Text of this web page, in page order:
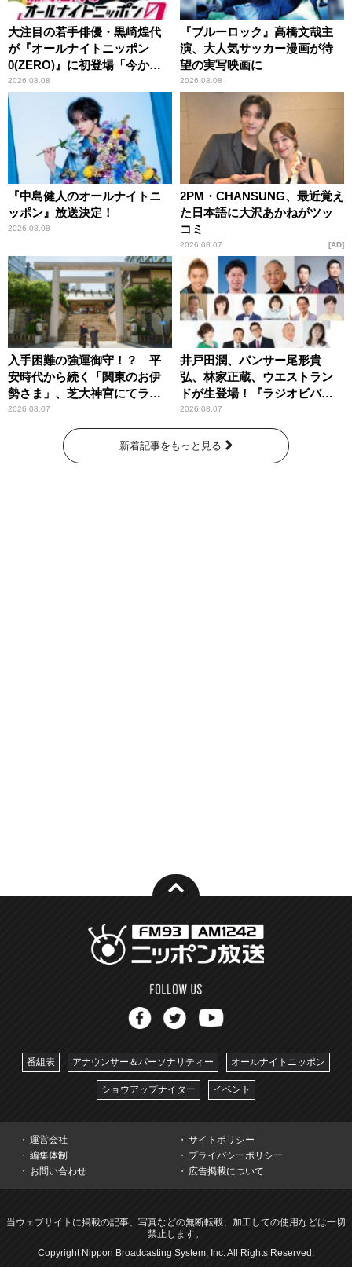
大注目の若手俳優・黒崎煌代
が『オールナイトニッポン
0(ZERO)』に初登場「今から
とてもワクワクしておりま
す！」
2026.08.08
『ブルーロック』高橋文哉主
演、大人気サッカー漫画が待
望の実写映画に
2026.08.08
『中島健人のオールナイトニ
ッポン』放送決定！
2026.08.08
2PM・CHANSUNG、最近覚え
た日本語に大沢あかねがツッ
コミ
2026.08.07 AD
入手困難の強運御守！？ 平
安時代から続く「関東のお伊
勢さま」、芝大神宮にてラン
パンプスが合格祈願！
2026.08.07
井戸田潤、パンサー尾形貴
弘、林家正蔵、ウエストラン
ドが生登場！『ラジオビバリ
ー昼ズ』
2026.08.07
新着記事をもっと見る
番組表 アナウンサー＆パーソナリティー オールナイトニッポン
ショウアップナイター イベント
運営会社
サイトポリシー
編集体制
プライバシーポリシー
お問い合わせ
広告掲載について
当ウェブサイトに掲載の記事、写真などの無断転載、加工しての使用などは一切
禁止します。
Copyright Nippon Broadcasting System, Inc. All Rights Reserved.